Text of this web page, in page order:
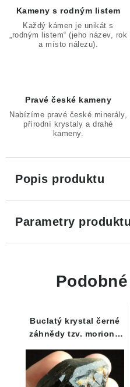
Kameny s rodným listem
Každý kámen je unikát s
„rodným listem“ (jeho název, rok
a místo nálezu).
Pravé české kameny
Nabízíme pravé české minerály,
přírodní krystaly a drahé
kameny.
Popis produktu
Parametry produktu
Buclatý krystal černé
záhnědy tzv. morion -